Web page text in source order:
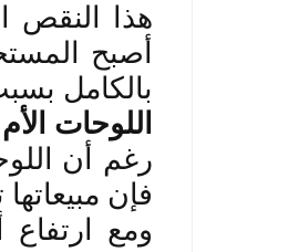
هذا النقص
أصبح
بالكامل
اللوحات
رغم أن
فإن
ومع ارتفاع